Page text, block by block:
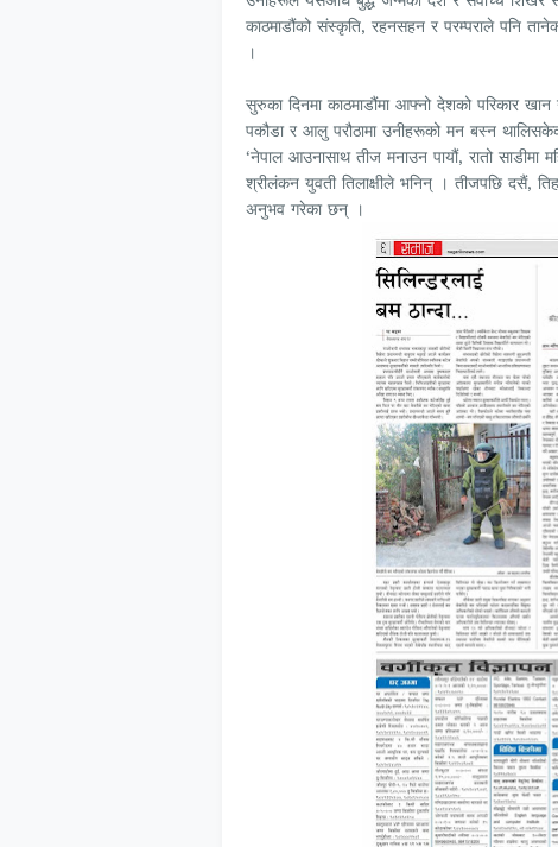
काठमाडौंको संस्कृति, रहनसहन र परम्पराले पनि
।
सुरुका दिनमा काठमाडौंमा आफ्नो देशको परिकार
पकौडा र आलु परौठामा उनीहरूको मन बस्न
‘नेपाल आउनासाथ तीज मनाउन पायौं, रातो साडीमा
श्रीलंकन युवती तिलाक्षीले भनिन् । तीजपछि दसैं,
अनुभव गरेका छन् ।